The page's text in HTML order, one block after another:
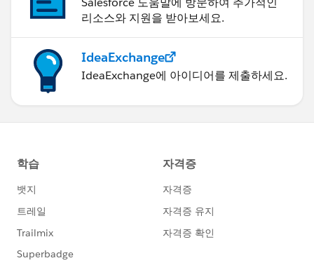
리소스와 지원을 받아보세요.
IdeaExchange
IdeaExchange에 아이디어를 제출하세요.